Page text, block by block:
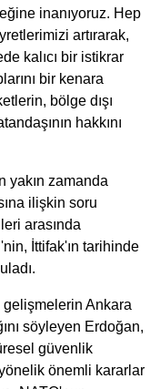
inanıyoruz. Hep
artırarak,
kalıcı bir istikrar
bir kenara
bölge dışı
hakkını
yakın zamanda
ilişkin soru
arasında
İttifak'ın tarihinde
Ankara
söyleyen Erdoğan,
güvenlik
önemli kararlar